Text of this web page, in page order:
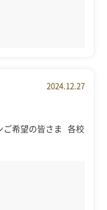
2024.12.27
ご希望の皆さま 各校